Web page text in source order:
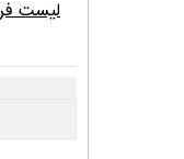
لیست